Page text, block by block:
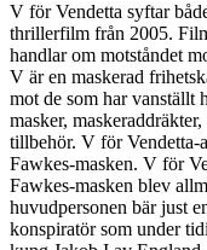
V för Vendetta syftar
thrillerfilm från 2005.
handlar om motståndet
V är en maskerad
mot de som har vanställt
masker,
tillbehör. V för Vendetta-
Fawkes-masken. V för
Fawkes-masken blev
huvudpersonen bär just
konspiratör som under